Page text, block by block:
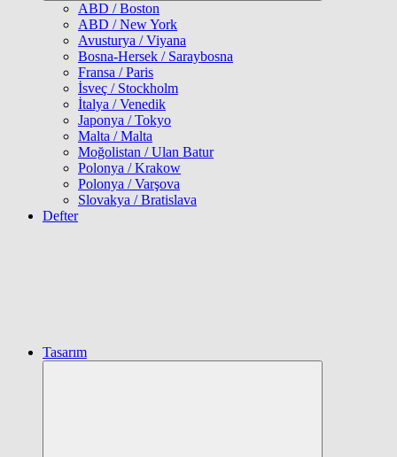
ABD / Boston
ABD / New York
Avusturya / Viyana
Bosna-Hersek / Saraybosna
Fransa / Paris
İsveç / Stockholm
İtalya / Venedik
Japonya / Tokyo
Malta / Malta
Moğolistan / Ulan Batur
Polonya / Krakow
Polonya / Varşova
Slovakya / Bratislava
Defter
Tasarım